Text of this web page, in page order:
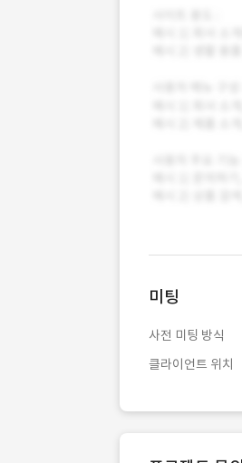
미팅
사전 미팅 방식
클라이언트 위치